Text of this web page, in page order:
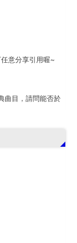
意分享引用喔~
曲目，請問能否於